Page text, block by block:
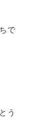
で
う